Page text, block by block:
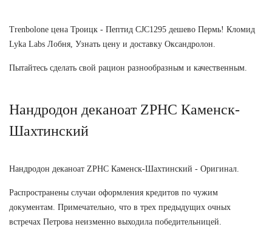
Trenbolone цена Троицк - Пептид CJC1295 дешево Пермь! Кломид
Lyka Labs Лобня, Узнать цену и доставку Оксандролон.
Пытайтесь сделать свой рацион разнообразным и качественным.
Нандродон деканоат ZPHC Каменск-
Шахтинский
Нандродон деканоат ZPHC Каменск-Шахтинский - Оригинал.
Распространены случаи оформления кредитов по чужим
документам. Примечательно, что в трех предыдущих очных
встречах Петрова неизменно выходила победительницей.